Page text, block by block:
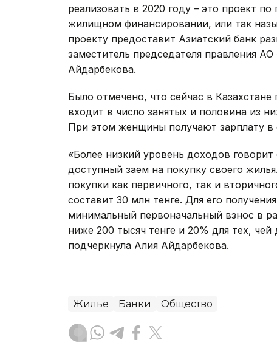
реализовать в 2020 году – это проект
жилищном финансировании, или так
проекту предоставит Азиатский банк
заместитель председателя правления
Айдарбекова.
Было отмечено, что сейчас в
входит в число занятых и половина из
При этом женщины получают зарплату
«Более низкий уровень доходов
доступный заем на покупку своего
покупки как первичного, так и
составит 30 млн тенге. Для его
минимальный первоначальный взнос в
ниже 200 тысяч тенге и 20% для тех,
подчеркнула Алия Айдарбекова.
Жилье Банки Общество